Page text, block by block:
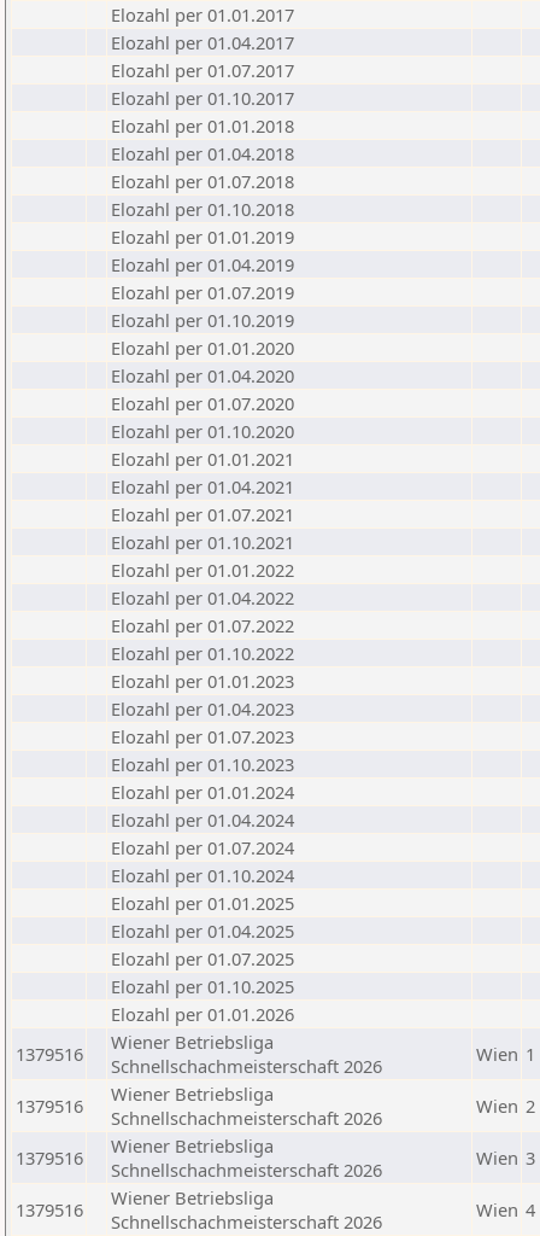
Elozahl per 01.01.2017
Elozahl per 01.04.2017
Elozahl per 01.07.2017
Elozahl per 01.10.2017
Elozahl per 01.01.2018
Elozahl per 01.04.2018
Elozahl per 01.07.2018
Elozahl per 01.10.2018
Elozahl per 01.01.2019
Elozahl per 01.04.2019
Elozahl per 01.07.2019
Elozahl per 01.10.2019
Elozahl per 01.01.2020
Elozahl per 01.04.2020
Elozahl per 01.07.2020
Elozahl per 01.10.2020
Elozahl per 01.01.2021
Elozahl per 01.04.2021
Elozahl per 01.07.2021
Elozahl per 01.10.2021
Elozahl per 01.01.2022
Elozahl per 01.04.2022
Elozahl per 01.07.2022
Elozahl per 01.10.2022
Elozahl per 01.01.2023
Elozahl per 01.04.2023
Elozahl per 01.07.2023
Elozahl per 01.10.2023
Elozahl per 01.01.2024
Elozahl per 01.04.2024
Elozahl per 01.07.2024
Elozahl per 01.10.2024
Elozahl per 01.01.2025
Elozahl per 01.04.2025
Elozahl per 01.07.2025
Elozahl per 01.10.2025
Elozahl per 01.01.2026
1379516
Wiener Betriebsliga
Schnellschachmeisterschaft 2026
Wien 1
1379516
Wiener Betriebsliga
Schnellschachmeisterschaft 2026
Wien 2
1379516
Wiener Betriebsliga
Schnellschachmeisterschaft 2026
Wien 3
1379516
Wiener Betriebsliga
Schnellschachmeisterschaft 2026
Wien 4